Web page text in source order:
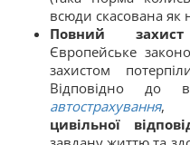
всюди скасована як
Повний захист
Європейське
захистом
Відповідно до
автострахування,
цивільної